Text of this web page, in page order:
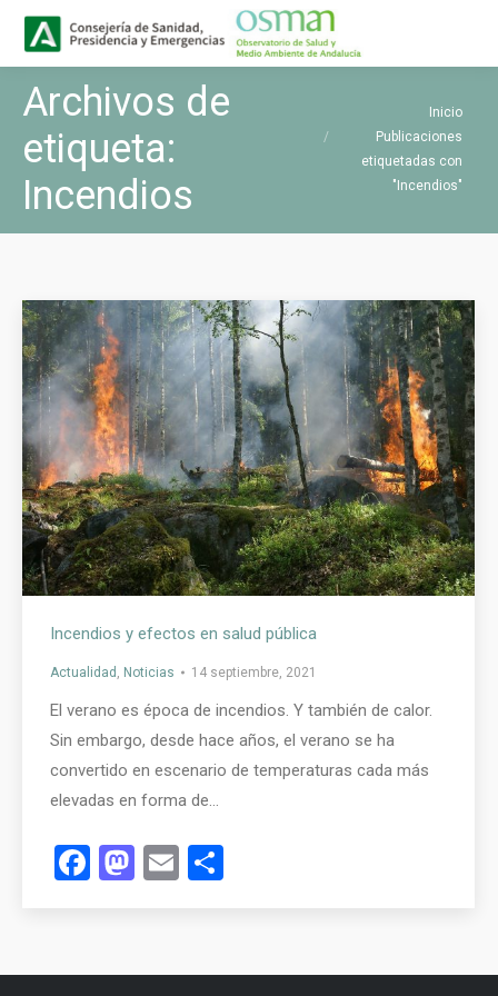
Archivos de
etiqueta:
Incendios
Inicio
Publicaciones
etiquetadas con
"Incendios"
Incendios y efectos en salud pública
Actualidad Noticias 14 septiembre, 2021
El verano es época de incendios. Y también de calor.
Sin embargo, desde hace años, el verano se ha
convertido en escenario de temperaturas cada más
elevadas en forma de…
Facebook
Mastodon
Email